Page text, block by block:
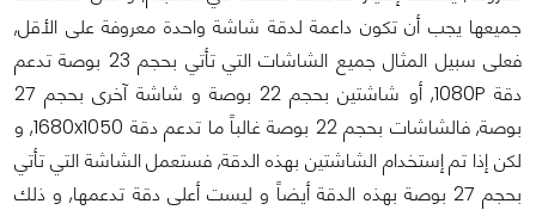
جميعها يجب أن تكون داعمة لدقة شاشة واحدة معروفة على الأقل,
فعلى سبيل المثال جميع الشاشات التي تأتي بحجم 23 بوصة تدعم
دقة 1080P
, أو شاشتين بحجم 22 بوصة و شاشة آخرى بحجم 27
بوصة, فالشاشات بحجم 22 بوصة غالباً ما تدعم دقة
1680x1050, و
لكن إذا تم إستخدام الشاشتين بهذه الدقة, فستعمل الشاشة التي تأتي
بحجم 27 بوصة بهذه الدقة أيضاً و ليست أعلى دقة تدعمها, و ذلك